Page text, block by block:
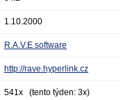
1.10.2000
R.A.V.E software
http://rave.hyperlink.cz
541x (tento týden: 3x)